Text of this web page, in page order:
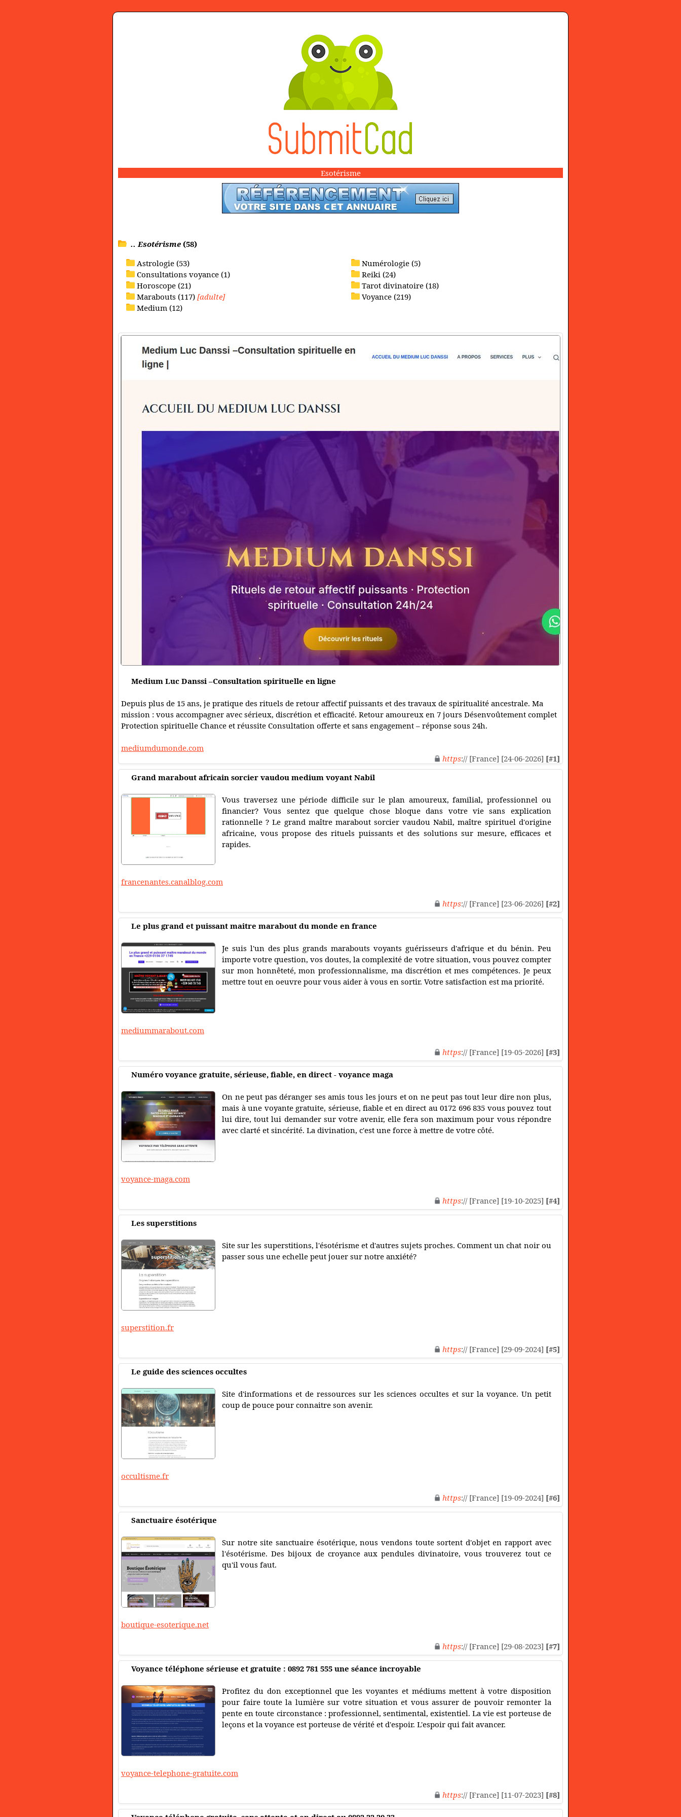
Esotérisme
.. Esotérisme (58)
Astrologie (53)
Consultations voyance (1)
Horoscope (21)
Marabouts (117) [adulte]
Medium (12)
Numérologie (5)
Reiki (24)
Tarot divinatoire (18)
Voyance (219)
Medium Luc Danssi –Consultation spirituelle en ligne
Depuis plus de 15 ans, je pratique des rituels de retour affectif puissants et des travaux de spiritualité ancestrale. Ma
mission : vous accompagner avec sérieux, discrétion et efficacité. Retour amoureux en 7 jours Désenvoûtement complet
Protection spirituelle Chance et réussite Consultation offerte et sans engagement – réponse sous 24h.
mediumdumonde.com
https:// [France] [24-06-2026] [#1]
Grand marabout africain sorcier vaudou medium voyant Nabil
Vous traversez une période difficile sur le plan amoureux, familial, professionnel ou
financier? Vous sentez que quelque chose bloque dans votre vie sans explication
rationnelle ? Le grand maître marabout sorcier vaudou Nabil, maître spirituel d'origine
africaine, vous propose des rituels puissants et des solutions sur mesure, efficaces et
rapides.
francenantes.canalblog.com
https:// [France] [23-06-2026] [#2]
Le plus grand et puissant maitre marabout du monde en france
Je suis l'un des plus grands marabouts voyants guérisseurs d'afrique et du bénin. Peu
importe votre question, vos doutes, la complexité de votre situation, vous pouvez compter
sur mon honnêteté, mon professionnalisme, ma discrétion et mes compétences. Je peux
mettre tout en oeuvre pour vous aider à vous en sortir. Votre satisfaction est ma priorité.
mediummarabout.com
https:// [France] [19-05-2026] [#3]
Numéro voyance gratuite, sérieuse, fiable, en direct - voyance maga
On ne peut pas déranger ses amis tous les jours et on ne peut pas tout leur dire non plus,
mais à une voyante gratuite, sérieuse, fiable et en direct au 0172 696 835 vous pouvez tout
lui dire, tout lui demander sur votre avenir, elle fera son maximum pour vous répondre
avec clarté et sincérité. La divination, c'est une force à mettre de votre côté.
voyance-maga.com
https:// [France] [19-10-2025] [#4]
Les superstitions
Site sur les superstitions, l'ésotérisme et d'autres sujets proches. Comment un chat noir ou
passer sous une echelle peut jouer sur notre anxiété?
superstition.fr
https:// [France] [29-09-2024] [#5]
Le guide des sciences occultes
Site d'informations et de ressources sur les sciences occultes et sur la voyance. Un petit
coup de pouce pour connaitre son avenir.
occultisme.fr
https:// [France] [19-09-2024] [#6]
Sanctuaire ésotérique
Sur notre site sanctuaire ésotérique, nous vendons toute sortent d'objet en rapport avec
l'ésotérisme. Des bijoux de croyance aux pendules divinatoire, vous trouverez tout ce
qu'il vous faut.
boutique-esoterique.net
https:// [France] [29-08-2023] [#7]
Voyance téléphone sérieuse et gratuite : 0892 781 555 une séance incroyable
Profitez du don exceptionnel que les voyantes et médiums mettent à votre disposition
pour faire toute la lumière sur votre situation et vous assurer de pouvoir remonter la
pente en toute circonstance : professionnel, sentimental, existentiel. La vie est porteuse de
leçons et la voyance est porteuse de vérité et d'espoir. L'espoir qui fait avancer.
voyance-telephone-gratuite.com
https:// [France] [11-07-2023] [#8]